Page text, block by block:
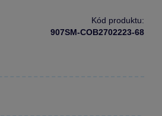
Kód produktu:
907SM-COB2702223-68